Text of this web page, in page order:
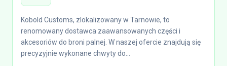
Kobold Customs, zlokalizowany w Tarnowie, to
renomowany dostawca zaawansowanych części i
akcesoriów do broni palnej. W naszej ofercie znajdują się
precyzyjnie wykonane chwyty do...